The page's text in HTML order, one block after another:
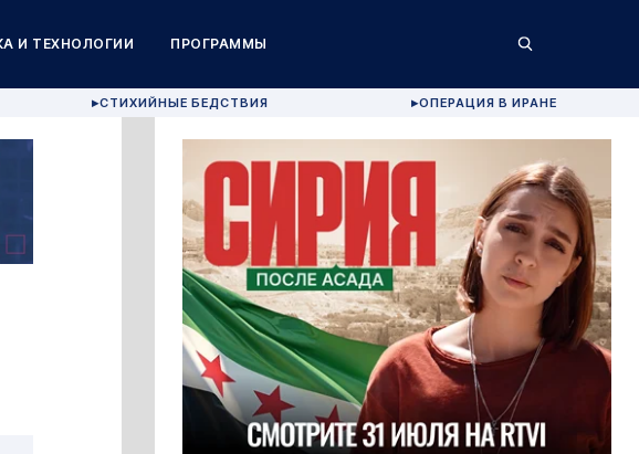
И ТЕХНОЛОГИИ ПРОГРАММЫ
▶СТИХИЙНЫЕ БЕДСТВИЯ ▶ОПЕРАЦИЯ В ИРАНЕ